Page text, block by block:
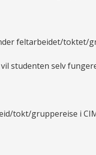
feltarbeidet/toktet/
studenten selv
tokt/gruppereise i